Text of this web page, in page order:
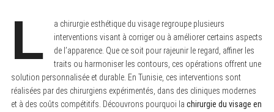
L
a chirurgie esthétique du visage regroupe plusieurs
interventions visant à corriger ou à améliorer certains aspects
de l’apparence. Que ce soit pour rajeunir le regard, affiner les
traits ou harmoniser les contours, ces opérations offrent une
solution personnalisée et durable. En Tunisie, ces interventions sont
réalisées par des chirurgiens expérimentés, dans des cliniques modernes
et à des coûts compétitifs. Découvrons pourquoi la chirurgie du visage en